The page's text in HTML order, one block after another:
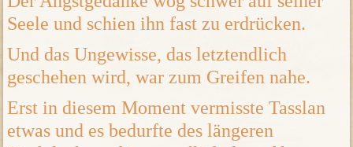
Seele und schien ihn fast zu erdrücken.
Und das Ungewisse, das letztendlich
geschehen wird, war zum Greifen nahe.
Erst in diesem Moment vermisste Tasslan
etwas und es bedurfte des längeren